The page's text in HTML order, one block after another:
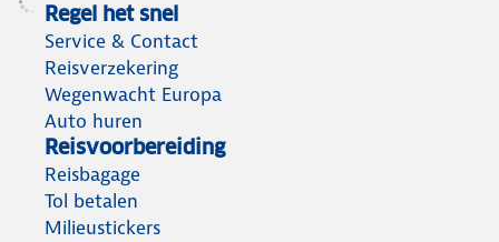
Regel het snel
Service & Contact
Reisverzekering
Wegenwacht Europa
Auto huren
Reisvoorbereiding
Reisbagage
Tol betalen
Milieustickers